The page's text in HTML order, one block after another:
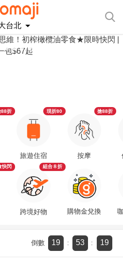
台北
88折
快閃
旅遊住宿
現折80
跨境好物
組合８折
按摩
搶88折
購物金兌換
倒數 19 : 53 : 18